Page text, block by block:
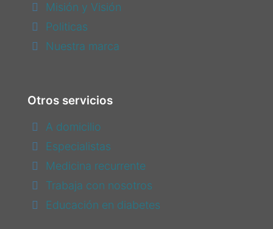
Misión y Visión
Politicas
Nuestra marca
Otros servicios
A domicilio
Especialistas
Medicina recurrente
Trabaja con nosotros
Educación en diabetes